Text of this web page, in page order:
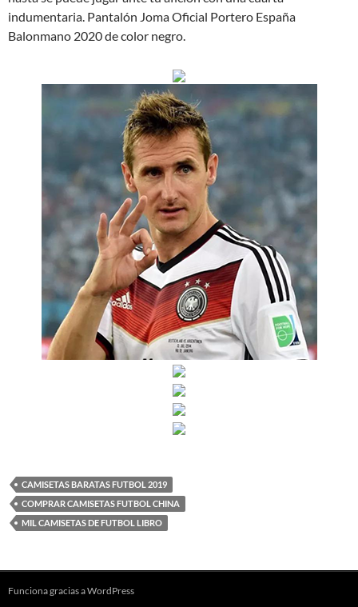
indumentaria. Pantalón Joma Oficial Portero España
Balonmano 2020 de color negro.
CAMISETAS BARATAS FUTBOL 2019
COMPRAR CAMISETAS FUTBOL CHINA
MIL CAMISETAS DE FUTBOL LIBRO
Funciona gracias a WordPress